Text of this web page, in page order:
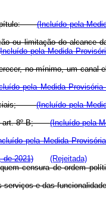
Capítulo:(Incluído pela
ou limitação do alcance
pela Medida
no mínimo, um canal
pela Medida Provisória
sociais;(Incluído pela
no art. 8º-B;(Incluído pela
pela Medida
de 2021)
(Rejeitada)
censura de ordem
e das